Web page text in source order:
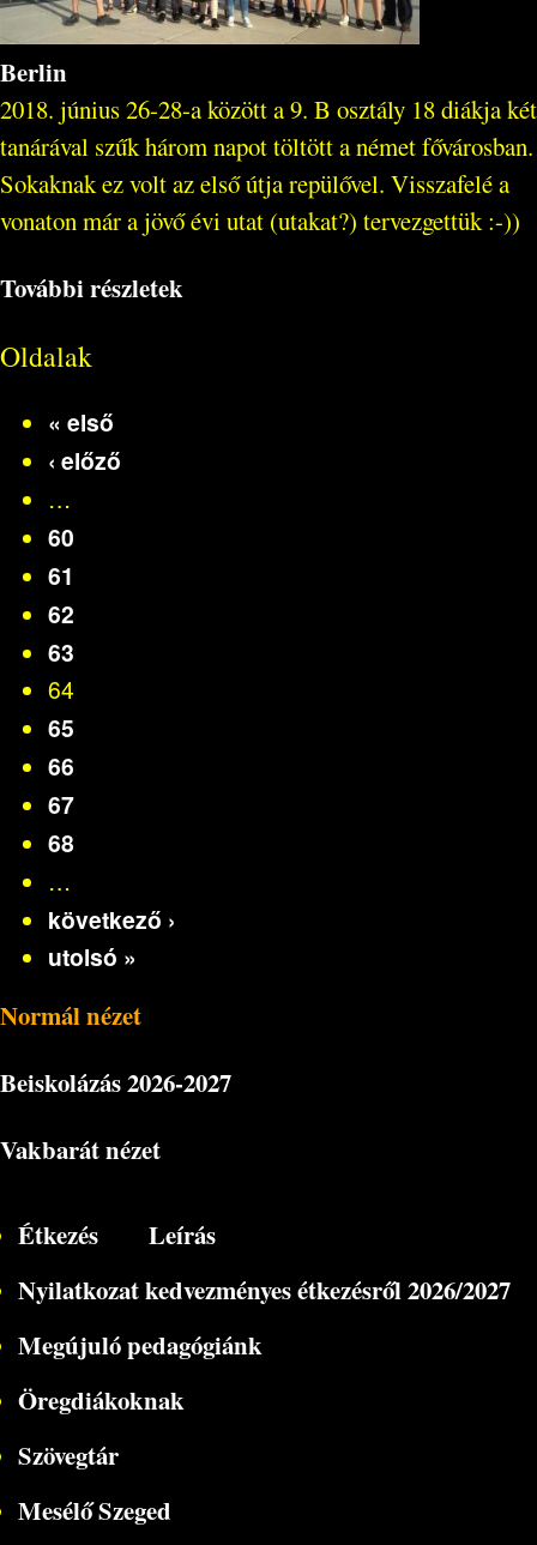
Berlin
2018. június 26-28-a között a 9. B osztály 18 diákja két
tanárával szűk három napot töltött a német fővárosban.
Sokaknak ez volt az első útja repülővel. Visszafelé a
vonaton már a jövő évi utat (utakat?) tervezgettük :-))
További részletek
Oldalak
« első
‹ előző
…
60
61
62
63
64
65
66
67
68
…
következő ›
utolsó »
Normál nézet
Beiskolázás2026-2027
Vakbarát nézet
Étkezés
Leírás
Nyilatkozat kedvezményes étkezésről 2026/2027
Megújuló pedagógiánk
Öregdiákoknak
Szövegtár
Mesélő Szeged